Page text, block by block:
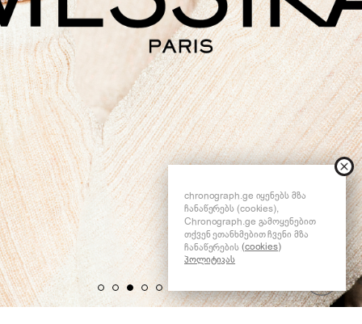
chronograph.ge იყენებს მზა
ჩანაწერებს (cookies),
Chronograph.ge გამოყენებით
თქვენ ეთანხმებით ჩვენი მზა
ჩანაწერების(cookies)
პოლიტიკას